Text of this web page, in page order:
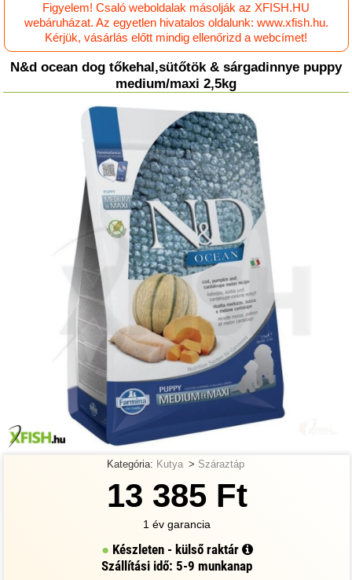
Figyelem! Csaló weboldalak másolják az XFISH.HU
webáruházat. Az egyetlen hivatalos oldalunk: www.xfish.hu.
Kérjük, vásárlás előtt mindig ellenőrizd a webcímet!
N&d ocean dog tőkehal,sütőtök & sárgadinnye puppy
medium/maxi 2,5kg
Kategória: Kutya > Száraztáp
13 385 Ft
1 év garancia
Készleten - külső raktár
Szállítási idő: 5-9 munkanap